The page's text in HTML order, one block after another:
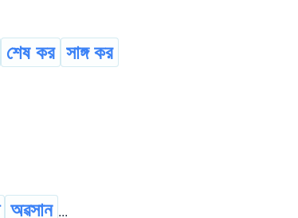
শেষ কর সাঙ্গ কর
অৱসান ...